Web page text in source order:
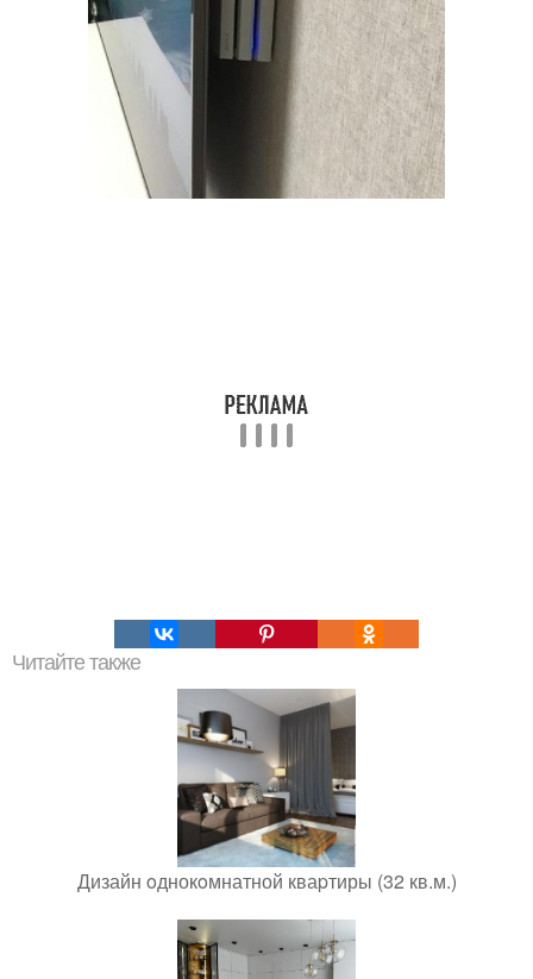
Читайте также
Дизайн oднокoмнатной кваpтиры (32 кв.м.)